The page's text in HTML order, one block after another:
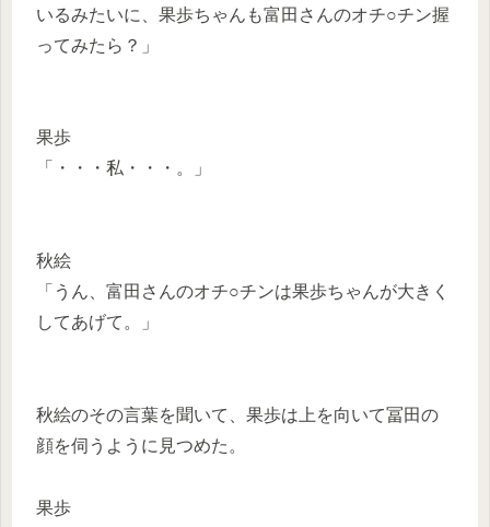
いるみたいに、果歩ちゃんも富田さんのオチ○チン握
ってみたら？」
果歩
「・・・私・・・。」
秋絵
「うん、富田さんのオチ○チンは果歩ちゃんが大きく
してあげて。」
秋絵のその言葉を聞いて、果歩は上を向いて冨田の
顔を伺うように見つめた。
果歩